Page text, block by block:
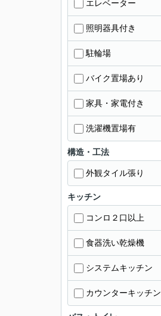
エレベーター
照明器具付き
駐輪場
バイク置場あり
家具・家電付き
洗濯機置場有
構造・工法
外観タイル張り
キッチン
コンロ２口以上
食器洗い乾燥機
システムキッチン
カウンターキッチン